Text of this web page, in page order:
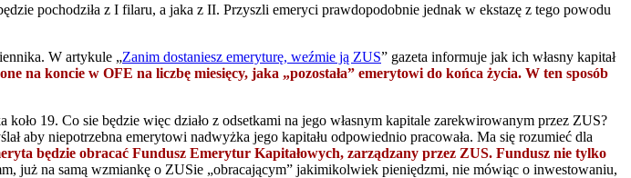
pochodziła z I filaru, a jaka z II. Przyszli emeryci prawdopodobnie jednak w ekstazę z tego powodu
W artykule „Zanim dostaniesz emeryturę, weźmie ją ZUS” gazeta informuje jak ich własny kapitał
na koncie w OFE na liczbę miesięcy, jaka „pozostała” emerytowi do końca życia. W ten sposób
19. Co sie będzie więc działo z odsetkami na jego własnym kapitale zarekwirowanym przez ZUS?
aby niepotrzebna emerytowi nadwyżka jego kapitału odpowiednio pracowała. Ma się rozumieć dla
będzie obracać Fundusz Emerytur Kapitałowych, zarządzany przez ZUS. Fundusz nie tylko
już na samą wzmiankę o ZUSie „obracającym” jakimikolwiek pieniędzmi, nie mówiąc o inwestowaniu,